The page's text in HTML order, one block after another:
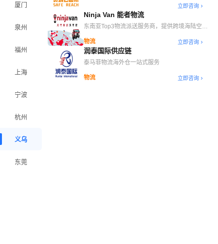
厦门
泉州
福州
上海
宁波
杭州
义乌
东莞
立即咨询
Ninja Van 能者物流
东南亚Top3物流派送服务商，提供跨境海陆空干
方案
物流 立即咨询
润泰国际供应链
泰马菲物流海外仓一站式服务
物流 立即咨询